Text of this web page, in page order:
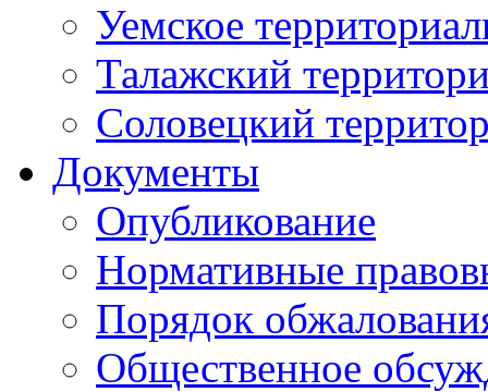
Уемское
Талажский
Соловецкий
Документы
Опубликование
Нормативные
Порядок
Общественное